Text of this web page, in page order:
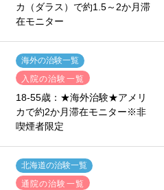
カ（ダラス）で約1.5～2か月滞
在モニター
海外の治験一覧
入院の治験一覧
18-55歳：★海外治験★アメリ
カで約2か月滞在モニター※非
喫煙者限定
北海道の治験一覧
通院の治験一覧